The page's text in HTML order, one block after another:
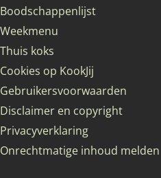
Boodschappenlijst
Weekmenu
Thuis koks
Cookies op KookJij
Gebruikersvoorwaarden
Disclaimer en copyright
Privacyverklaring
Onrechtmatige inhoud melden